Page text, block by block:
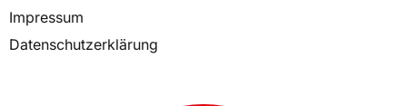
Impressum
Datenschutzerklärung